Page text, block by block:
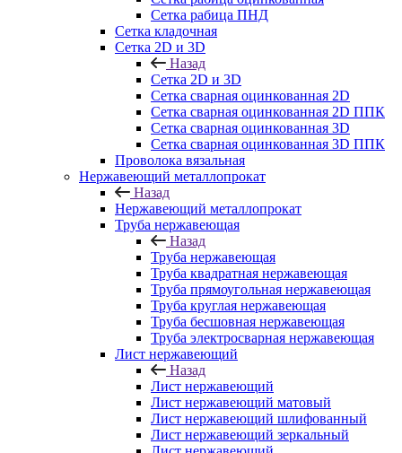
Сетка рабица ПНД
Сетка кладочная
Сетка 2D и 3D
Назад
Сетка 2D и 3D
Сетка сварная оцинкованная 2D
Сетка сварная оцинкованная 2D ППК
Сетка сварная оцинкованная 3D
Сетка сварная оцинкованная 3D ППК
Проволока вязальная
Нержавеющий металлопрокат
Назад
Нержавеющий металлопрокат
Труба нержавеющая
Назад
Труба нержавеющая
Труба квадратная нержавеющая
Труба прямоугольная нержавеющая
Труба круглая нержавеющая
Труба бесшовная нержавеющая
Труба электросварная нержавеющая
Лист нержавеющий
Назад
Лист нержавеющий
Лист нержавеющий матовый
Лист нержавеющий шлифованный
Лист нержавеющий зеркальный